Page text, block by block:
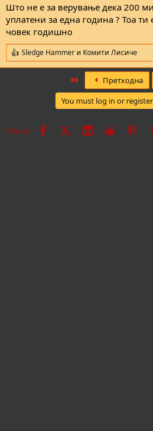
Што не е за верување дека 200
уплатени за една година ? Тоа ти
човек годишно
R
e
s
Sledge Hammer и Комити Лисиче
Претходна
You must log in or
Share: Facebook LinkedInReddit